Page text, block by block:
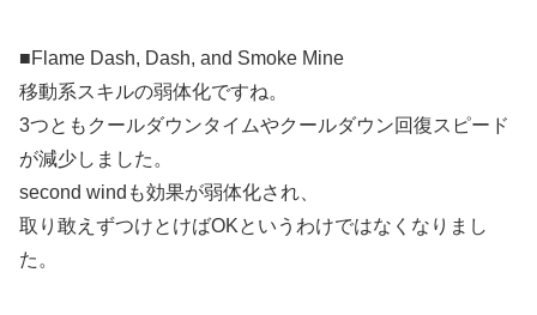
■Flame Dash, Dash, and Smoke Mine
移動系スキルの弱体化ですね。
3つともクールダウンタイムやクールダウン回復スピード
が減少しました。
second windも効果が弱体化され、
取り敢えずつけとけばOKというわけではなくなりまし
た。